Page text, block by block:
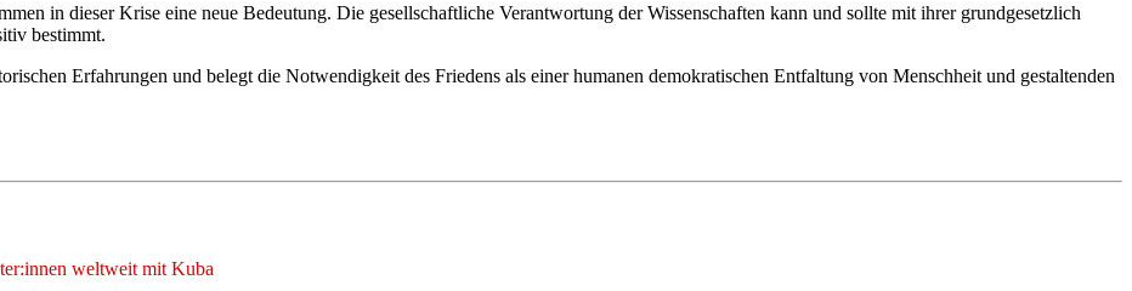
in dieser Krise eine neue Bedeutung. Die gesellschaftliche Verantwortung der Wissenschaften kann und sollte mit ihrer grundgesetzlich
bestimmt.
Erfahrungen und belegt die Notwendigkeit des Friedens als einer humanen demokratischen Entfaltung von Menschheit und gestaltenden
weltweit mit Kuba